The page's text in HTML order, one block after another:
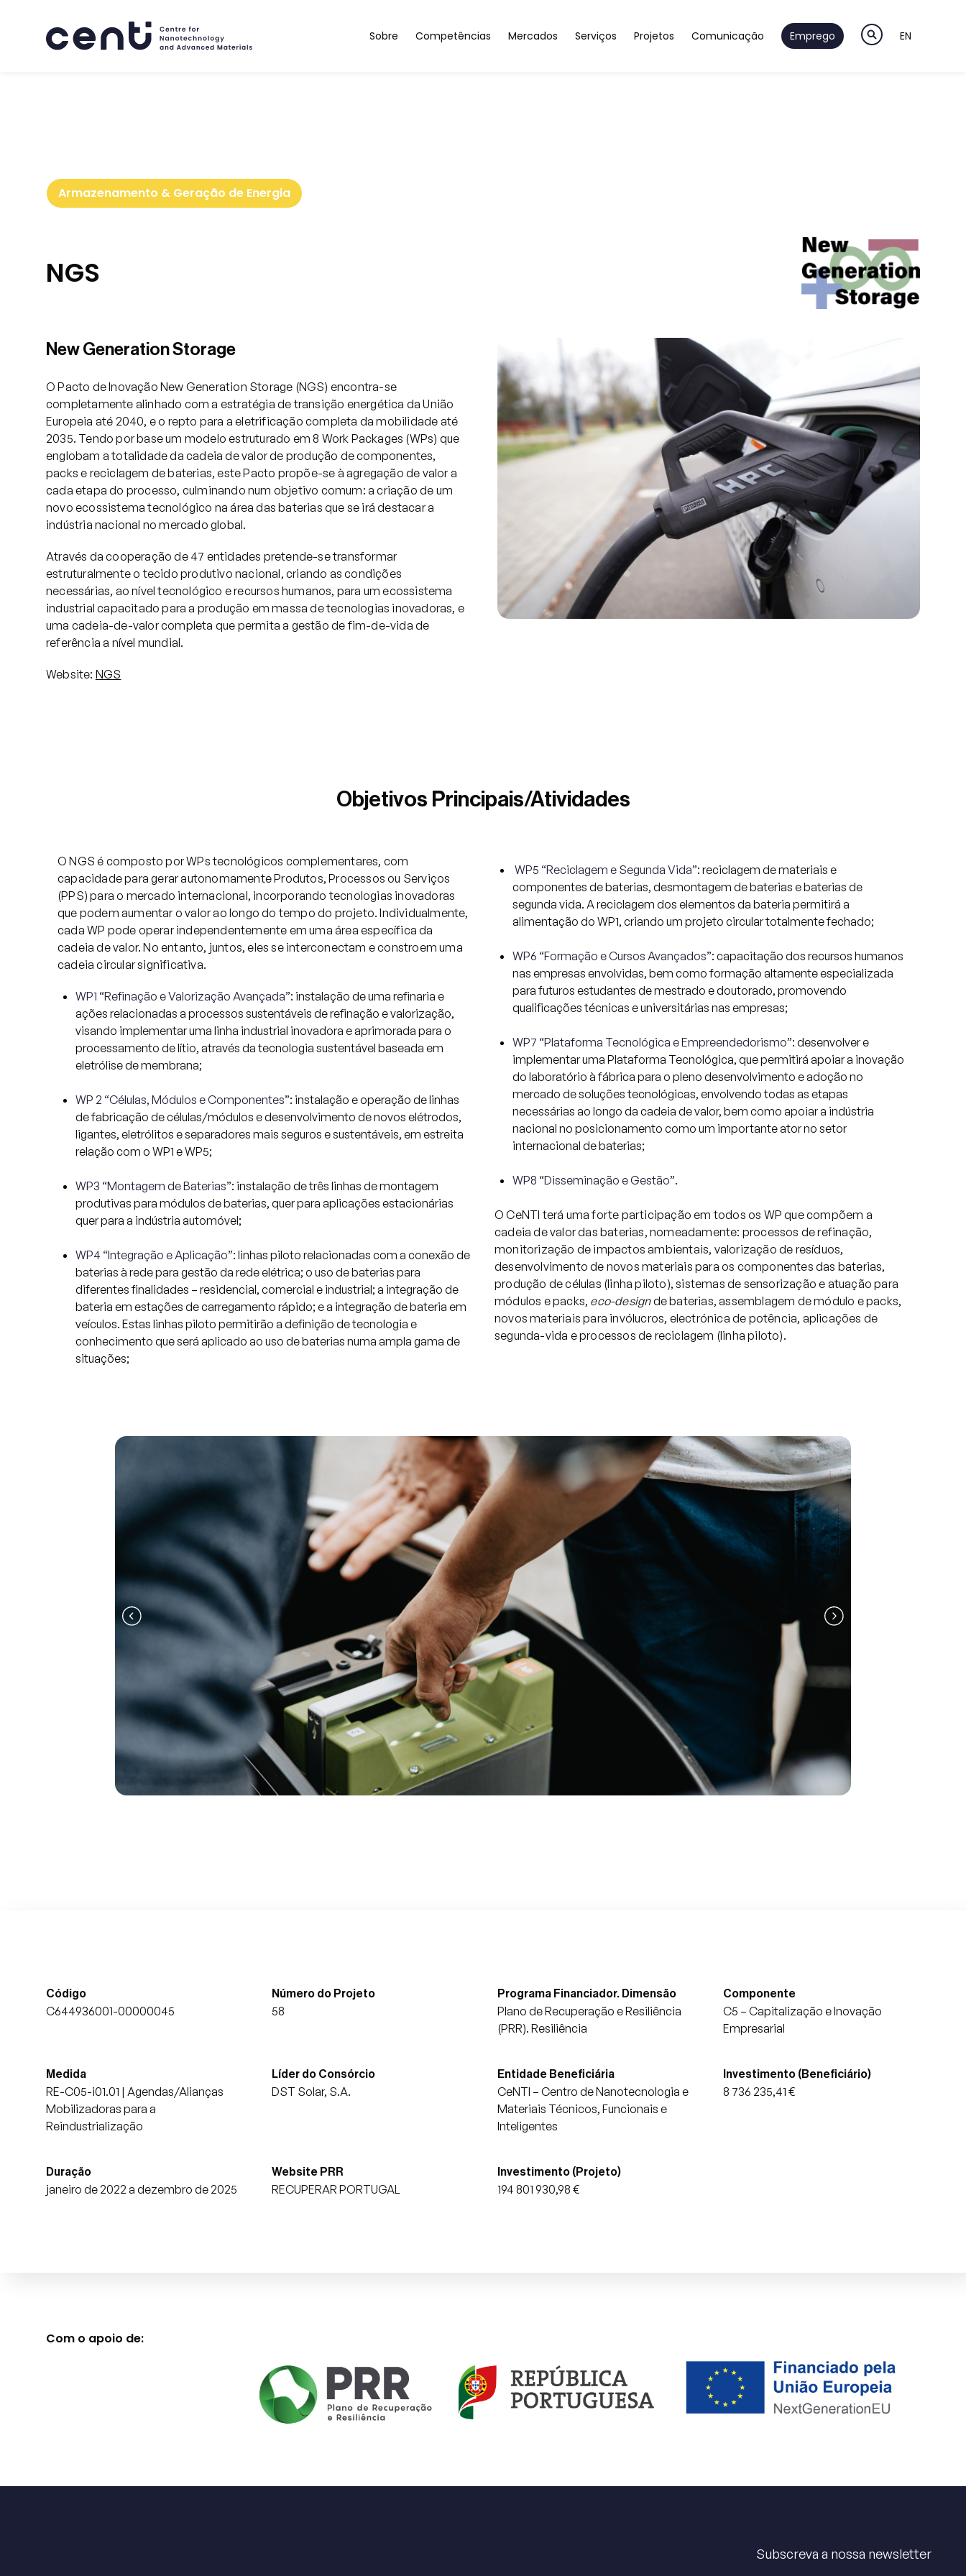
Sobre
Competências
Mercados
Serviços
Projetos
Comunicação
Emprego EN
Sobre
Projetos
Comunicação
Emprego
EN
Armazenamento & Geração de Energia
NGS
New Generation Storage
O Pacto de Inovação New Generation Storage (NGS) encontra-se
completamente alinhado com a estratégia de transição energética da União
Europeia até 2040, e o repto para a eletrificação completa da mobilidade até
2035. Tendo por base um modelo estruturado em 8 Work Packages (WPs) que
englobam a totalidade da cadeia de valor de produção de componentes,
packs e reciclagem de baterias, este Pacto propõe-se à agregação de valor a
cada etapa do processo, culminando num objetivo comum: a criação de um
novo ecossistema tecnológico na área das baterias que se irá destacar a
indústria nacional no mercado global.
Através da cooperação de 47 entidades pretende-se transformar
estruturalmente o tecido produtivo nacional, criando as condições
necessárias, ao nível tecnológico e recursos humanos, para um ecossistema
industrial capacitado para a produção em massa de tecnologias inovadoras, e
uma cadeia-de-valor completa que permita a gestão de fim-de-vida de
referência a nível mundial.
Website: NGS
Objetivos Principais/Atividades
O NGS é composto por WPs tecnológicos complementares, com
capacidade para gerar autonomamente Produtos, Processos ou Serviços
(PPS) para o mercado internacional, incorporando tecnologias inovadoras
que podem aumentar o valor ao longo do tempo do projeto. Individualmente,
cada WP pode operar independentemente em uma área específica da
cadeia de valor. No entanto, juntos, eles se interconectam e constroem uma
cadeia circular significativa.
WP1 “Refinação e Valorização Avançada”: instalação de uma refinaria e
ações relacionadas a processos sustentáveis de refinação e valorização,
visando implementar uma linha industrial inovadora e aprimorada para o
processamento de lítio, através da tecnologia sustentável baseada em
eletrólise de membrana;
WP 2 “Células, Módulos e Componentes”: instalação e operação de linhas
de fabricação de células/módulos e desenvolvimento de novos elétrodos,
ligantes, eletrólitos e separadores mais seguros e sustentáveis, em estreita
relação com o WP1 e WP5;
WP3 “Montagem de Baterias”: instalação de três linhas de montagem
produtivas para módulos de baterias, quer para aplicações estacionárias
quer para a indústria automóvel;
WP4 “Integração e Aplicação”: linhas piloto relacionadas com a conexão de
baterias à rede para gestão da rede elétrica; o uso de baterias para
diferentes finalidades – residencial, comercial e industrial; a integração de
bateria em estações de carregamento rápido; e a integração de bateria em
veículos. Estas linhas piloto permitirão a definição de tecnologia e
conhecimento que será aplicado ao uso de baterias numa ampla gama de
situações;
WP5 “Reciclagem e Segunda Vida”: reciclagem de materiais e
componentes de baterias, desmontagem de baterias e baterias de
segunda vida. A reciclagem dos elementos da bateria permitirá a
alimentação do WP1, criando um projeto circular totalmente fechado;
WP6 “Formação e Cursos Avançados”: capacitação dos recursos humanos
nas empresas envolvidas, bem como formação altamente especializada
para futuros estudantes de mestrado e doutorado, promovendo
qualificações técnicas e universitárias nas empresas;
WP7 “Plataforma Tecnológica e Empreendedorismo”: desenvolver e
implementar uma Plataforma Tecnológica, que permitirá apoiar a inovação
do laboratório à fábrica para o pleno desenvolvimento e adoção no
mercado de soluções tecnológicas, envolvendo todas as etapas
necessárias ao longo da cadeia de valor, bem como apoiar a indústria
nacional no posicionamento como um importante ator no setor
internacional de baterias;
WP8 “Disseminação e Gestão”.
O CeNTI terá uma forte participação em todos os WP que compõem a
cadeia de valor das baterias, nomeadamente: processos de refinação,
monitorização de impactos ambientais, valorização de resíduos,
desenvolvimento de novos materiais para os componentes das baterias,
produção de células (linha piloto), sistemas de sensorização e atuação para
módulos e packs, eco-designde baterias, assemblagem de módulo e packs,
novos materiais para invólucros, electrónica de potência, aplicações de
segunda-vida e processos de reciclagem (linha piloto).
Código
C644936001-00000045
Número do Projeto
58
Programa Financiador. Dimensão
Plano de Recuperação e Resiliência
(PRR). Resiliência
Componente
C5 – Capitalização e Inovação
Empresarial
Medida
RE-C05-i01.01 | Agendas/Alianças
Mobilizadoras para a
Reindustrialização
Líder do Consórcio
DST Solar, S.A.
Entidade Beneficiária
CeNTI – Centro de Nanotecnologia e
Materiais Técnicos, Funcionais e
Inteligentes
Investimento (Beneficiário)
8 736 235,41 €
Duração
janeiro de 2022 a dezembro de 2025
Website PRR
RECUPERAR PORTUGAL
Investimento (Projeto)
194 801 930,98 €
Com o apoio de:
Subscreva a nossa newsletter